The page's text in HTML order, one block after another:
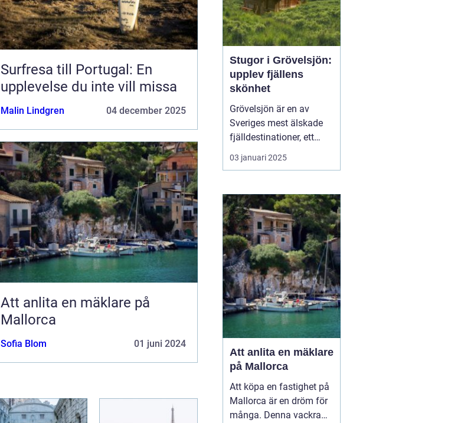
Surfresa till Portugal: En
upplevelse du inte vill missa
Malin Lindgren 04 december 2025
Att anlita en mäklare på
Mallorca
Sofia Blom 01 juni 2024
Stugor i Grövelsjön:
upplev fjällens
skönhet
Grövelsjön är en av
Sveriges mest älskade
fjälldestinationer, ett
område som lockar
besökare året runt tack
skönhet och sitt breda
utbud av
friluftsaktiviteter. Med
sin rogivande och s...
03 januari 2025
Att anlita en mäklare
på Mallorca
Att köpa en fastighet på
Mallorca är en dröm för
många. Denna vackra